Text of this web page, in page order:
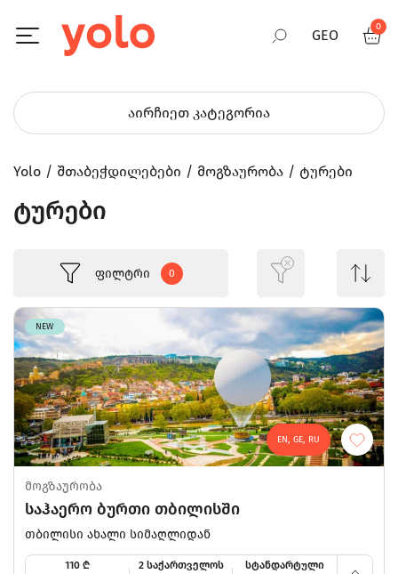
GEO
RUS
0
აირჩიეთ კატეგორია
Yolo შთაბეჭდილებები მოგზაურობა ტურები
ტურები
ფილტრი 0
NEW
EN, GE, RU
მოგზაურობა
საჰაერო ბურთი თბილისში
თბილისი ახალი სიმაღლიდან
110 ₾
2 საქართველოს
სტანდარტული
110
140
230
230